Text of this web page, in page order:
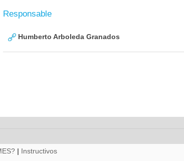
Responsable
Humberto Arboleda Granados
| Instructivos